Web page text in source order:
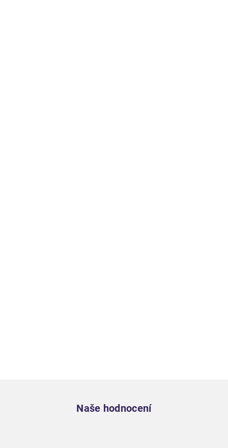
Naše hodnocení